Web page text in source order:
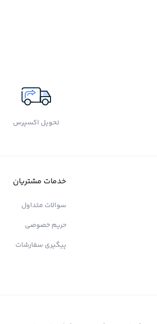
تحویل اکسپرس
خدمات مشتریان
سوالات متداول
حریم خصوصی
پیگیری سفارشات